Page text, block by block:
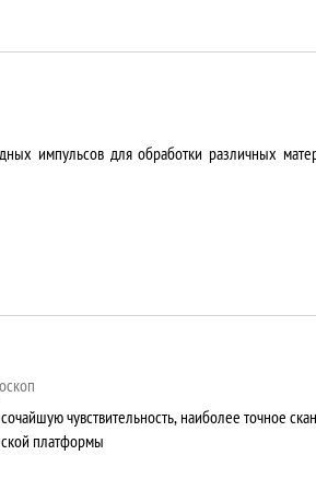
импульсов для обработки различных
чувствительность, наиболее точное
платформы